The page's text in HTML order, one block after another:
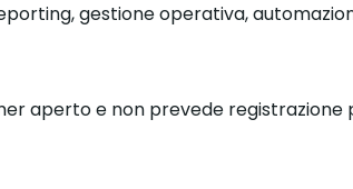
gestione operativa,
aperto e non prevede registrazione